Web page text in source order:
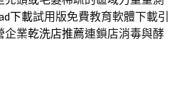
下載試用版免費教育軟體下載引
企業乾洗店推薦連鎖店消毒與酵